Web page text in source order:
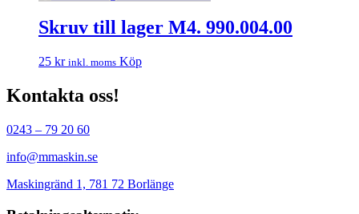
Skruv till lager M4. 990.004.00
25 kr inkl. moms Köp
Kontakta oss!
0243 – 79 20 60
info@mmaskin.se
Maskingränd 1, 781 72 Borlänge